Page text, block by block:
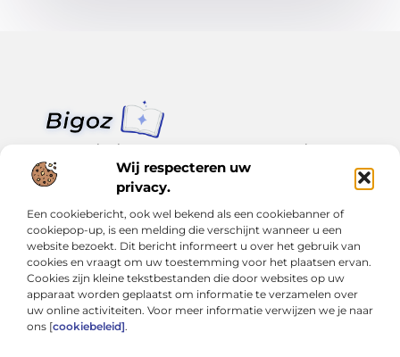
Wij respecteren uw
privacy.
Een cookiebericht, ook wel bekend als een cookiebanner of
cookiepop-up, is een melding die verschijnt wanneer u een
website bezoekt. Dit bericht informeert u over het gebruik van
cookies en vraagt om uw toestemming voor het plaatsen ervan.
Cookies zijn kleine tekstbestanden die door websites op uw
apparaat worden geplaatst om informatie te verzamelen over
uw online activiteiten. Voor meer informatie verwijzen we je naar
ons [cookiebeleid].
Van klein nieuws tot grote trends – alles op Bigoz.nl.
Lees inspirerende blogs en artikelen over het dagelijks leven,
actualiteit en meer.
Bericht categorie
Onze informatie